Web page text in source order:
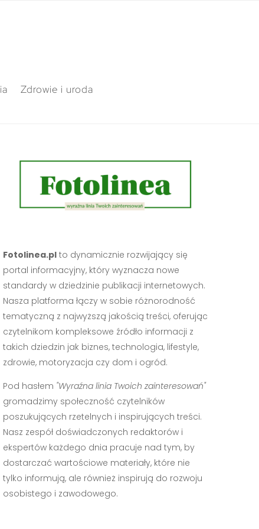
Zdrowie i uroda
Fotolinea.plto dynamicznie rozwijający się
portal informacyjny, który wyznacza nowe
standardy w dziedzinie publikacji internetowych.
Nasza platforma łączy w sobie różnorodność
tematyczną z najwyższą jakością treści, oferując
czytelnikom kompleksowe źródło informacji z
takich dziedzin jak biznes, technologia, lifestyle,
zdrowie, motoryzacja czy dom i ogród.
Pod hasłem "Wyraźna linia Twoich zainteresowań"
gromadzimy społeczność czytelników
poszukujących rzetelnych i inspirujących treści.
Nasz zespół doświadczonych redaktorów i
ekspertów każdego dnia pracuje nad tym, by
dostarczać wartościowe materiały, które nie
tylko informują, ale również inspirują do rozwoju
osobistego i zawodowego.